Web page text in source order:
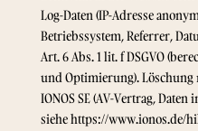
Log-Daten (IP-Adresse
Betriebssystem, Referrer,
Art. 6 Abs. 1 lit. f DSGVO
und Optimierung). Löschung
IONOS SE (AV-Vertrag, Daten
siehehttps://www.ionos.de/